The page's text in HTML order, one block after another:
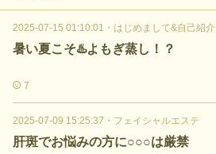
2025-07-15 01:10:01 ・ はじめまして&自己紹介
暑い夏こそ♨️よもぎ蒸し！？
7
2025-07-09 15:25:37 ・ フェイシャルエステ
肝斑でお悩みの方に○○○は厳禁